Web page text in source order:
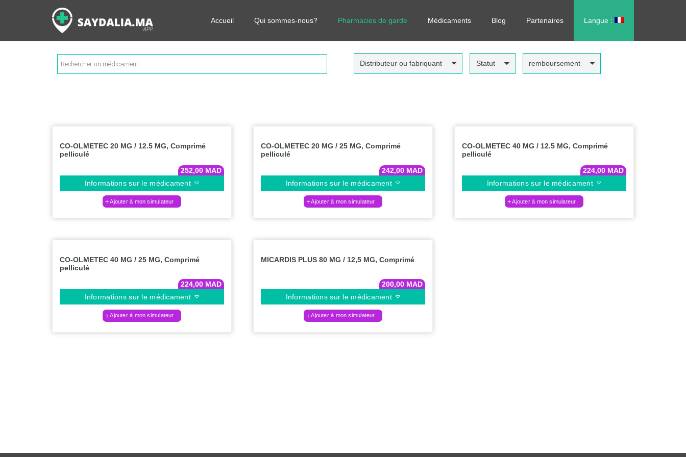
Accueil Qui sommes-nous? Pharmacies de garde Médicaments Blog Partenaires Langue :
Rechercher les informations sur vos médicaments, leurs prix et estimer ainsi le coût total de votre ordonnance, sans vous déplacer !
Recherche
de
produits
Distributeur ou fabriquant Statut remboursement
CO-OLMETEC 20 MG / 12.5 MG, Comprimé
pelliculé
252,00 MAD
Informations sur le médicament
Ajouter à mon simulateur
CO-OLMETEC 20 MG / 25 MG, Comprimé
pelliculé
242,00 MAD
Informations sur le médicament
Ajouter à mon simulateur
CO-OLMETEC 40 MG / 12.5 MG, Comprimé
pelliculé
224,00 MAD
Informations sur le médicament
Ajouter à mon simulateur
CO-OLMETEC 40 MG / 25 MG, Comprimé
pelliculé
224,00 MAD
Informations sur le médicament
Ajouter à mon simulateur
MICARDIS PLUS 80 MG / 12,5 MG, Comprimé
200,00 MAD
Informations sur le médicament
Ajouter à mon simulateur